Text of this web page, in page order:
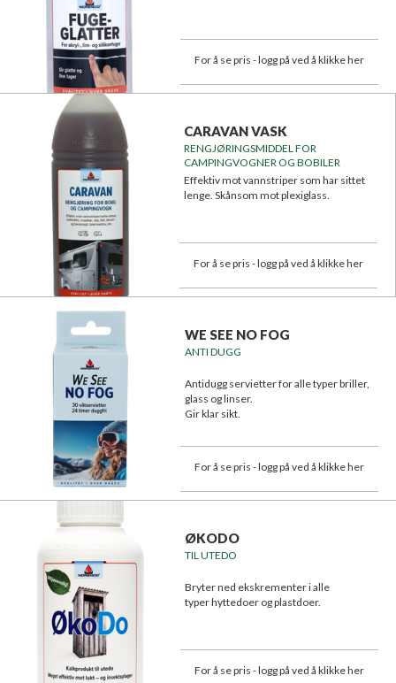
For å se pris - logg på ved å klikke her
CARAVAN VASK
RENGJØRINGSMIDDEL FOR
CAMPINGVOGNER OG BOBILER
Effektiv mot vannstriper som har sittet
lenge. Skånsom mot plexiglass.
For å se pris - logg på ved å klikke her
WE SEE NO FOG
ANTI DUGG
Antidugg servietter for alle typer briller,
glass og linser.
Gir klar sikt.
For å se pris - logg på ved å klikke her
ØKODO
TIL UTEDO
Bryter ned ekskrementer i alle
typer hyttedoer og plastdoer.
For å se pris - logg på ved å klikke her